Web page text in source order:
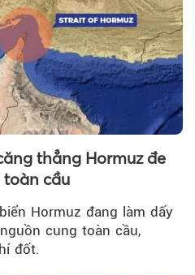
thẳng Hormuz đe
cầu
Hormuz đang làm dấy
cung toàn cầu,
đốt.